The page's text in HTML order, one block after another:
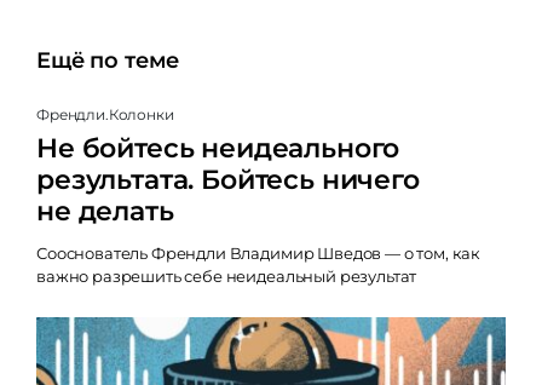
Ещё по теме
Френдли.Колонки
Не бойтесь неидеального
результата. Бойтесь ничего
не делать
Сооснователь Френдли Владимир Шведов — о том, как
важно разрешить себе неидеальный результат